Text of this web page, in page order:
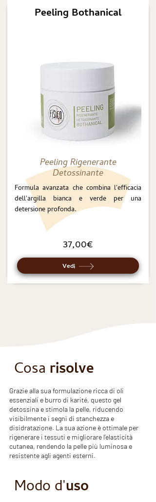
Peeling Bothanical
Peeling Rigenerante
Detossinante
Formula avanzata che combina l'efficacia
dell'argilla bianca e verde per una
detersione profonda.
37,00€
Vedi
Cosa risolve
Grazie alla sua formulazione ricca di oli
essenziali e burro di karité, questo gel
detossina e stimola la pelle, riducendo
visibilmente i segni di stanchezza e
disidratazione. La sua azione è ottimale per
rigenerare i tessuti e migliorare l’elasticità
cutanea, rendendo la pelle più luminosa e
resistente agli agenti esterni.
Modo d'uso